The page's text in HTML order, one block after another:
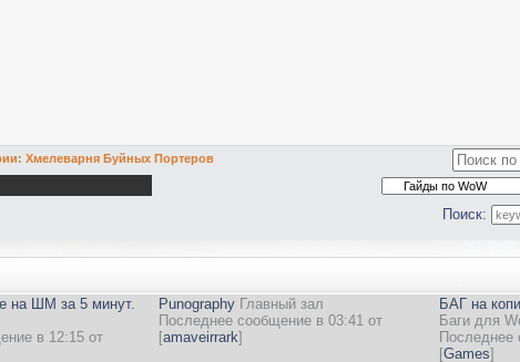
Хмелеварня Буйных Портеров
Поиск:
на ШМ за 5 минут.
в 12:15 от
Punography Главный зал
Последнее сообщение в 03:41 от
[amaveirrark]
БАГ на
Баги для
Последнее
[Games]